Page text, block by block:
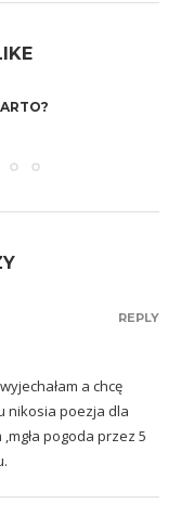
a chcę
nikosia poezja dla
pogoda przez 5
REPLY